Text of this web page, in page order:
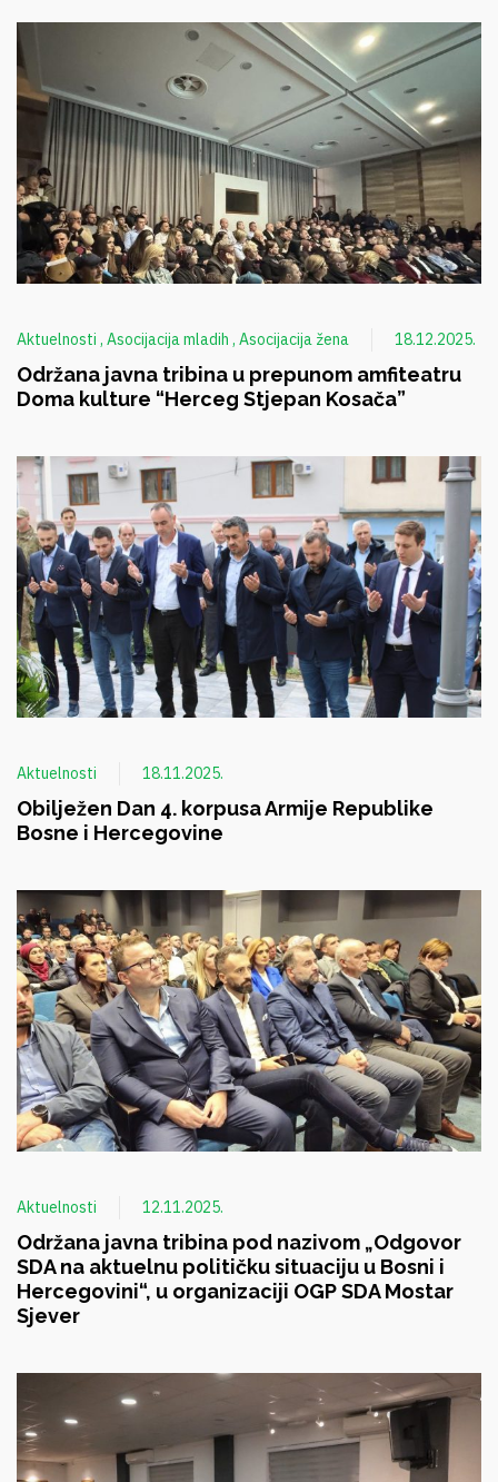
Aktuelnosti Asocijacija mladih Asocijacija žena 18.12.2025.
Održana javna tribina u prepunom amfiteatru
Doma kulture “Herceg Stjepan Kosača”
Aktuelnosti 18.11.2025.
Obilježen Dan 4. korpusa Armije Republike
Bosne i Hercegovine
Aktuelnosti 12.11.2025.
Održana javna tribina pod nazivom „Odgovor
SDA na aktuelnu političku situaciju u Bosni i
Hercegovini“, u organizaciji OGP SDA Mostar
Sjever